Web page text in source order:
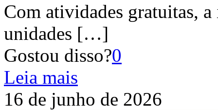
Com atividades gratuitas,
unidades […]
Gostou disso?0
Leia mais
16 de junho de 2026